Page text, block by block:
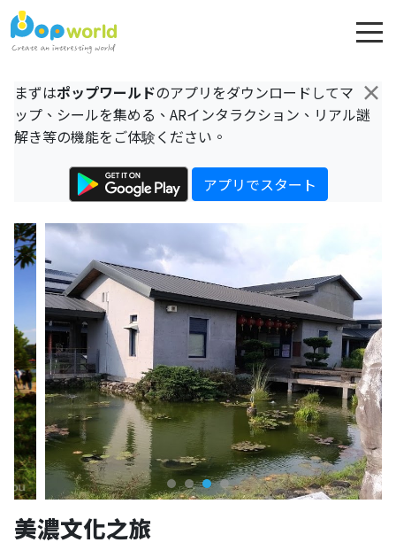
×
まずはポップワールドのアプリをダウンロードしてマ
ップ、シールを集める、ARインタラクション、リアル謎
解き等の機能をご体験ください。
アプリでスタート
美濃文化之旅